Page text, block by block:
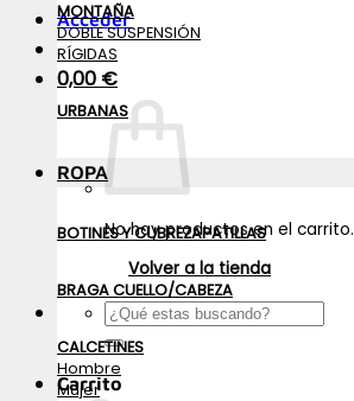
Acceder
0,00 €
No hay productos en el carrito.
Volver a la tienda
Buscar
por:
Carrito
MONTAÑA
DOBLE SUSPENSIÓN
RÍGIDAS
URBANAS
ROPA
BOTINES Y CUBREZAPATILLAS
BRAGA CUELLO/CABEZA
CALCETINES
Hombre
Mujer